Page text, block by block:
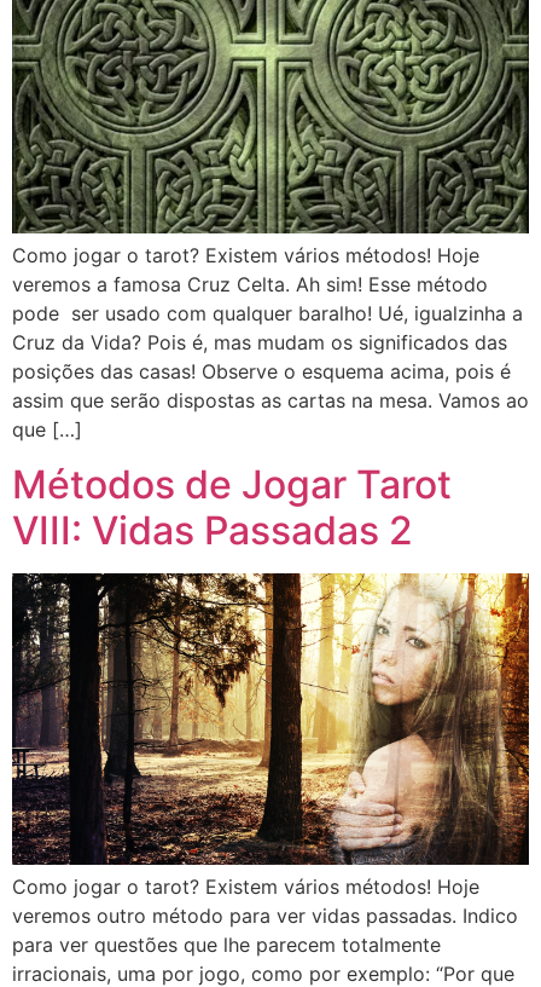
Como jogar o tarot? Existem vários métodos! Hoje
veremos a famosa Cruz Celta. Ah sim! Esse método
pode ser usado com qualquer baralho! Ué, igualzinha a
Cruz da Vida? Pois é, mas mudam os significados das
posições das casas! Observe o esquema acima, pois é
assim que serão dispostas as cartas na mesa. Vamos ao
que […]
Métodos de Jogar Tarot
VIII: Vidas Passadas 2
Como jogar o tarot? Existem vários métodos! Hoje
veremos outro método para ver vidas passadas. Indico
para ver questões que lhe parecem totalmente
irracionais, uma por jogo, como por exemplo: “Por que